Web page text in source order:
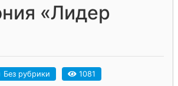
«Лидер
Без рубрики 1081